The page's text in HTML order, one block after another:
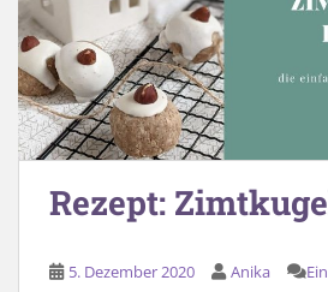
Rezept:
5. Dezember 2020 Anika